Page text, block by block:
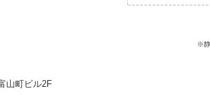
※静
山町ビル2F